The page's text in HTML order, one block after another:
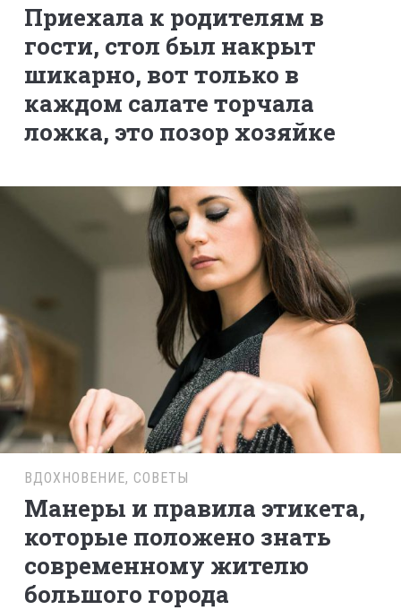
Приехала к родителям в
гости, стол был накрыт
шикарно, вот только в
каждом салате торчала
ложка, это позор хозяйке
ВДОХНОВЕНИЕ, СОВЕТЫ
Манеры и правила этикета,
которые положено знать
современному жителю
большого города